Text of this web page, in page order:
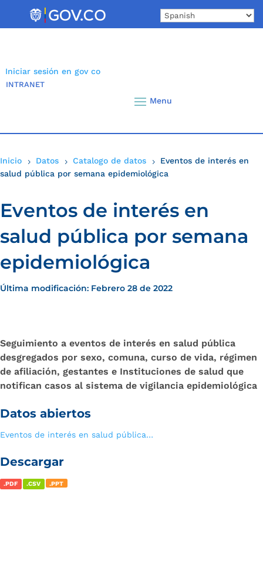
Iniciar sesión en gov co
INTRANET
Inicio 5 Datos 5 Catalogo de datos 5
Eventos de interés en
salud pública por semana epidemiológica
Eventos de interés en
salud pública por semana
epidemiológica
Última modificación: Febrero 28 de 2022
Seguimiento a eventos de interés en salud pública
desgregados por sexo, comuna, curso de vida, régimen
de afiliación, gestantes e Instituciones de salud que
notifican casos al sistema de vigilancia epidemiológica
Datos abiertos
Eventos de interés en salud pública…
Descargar
.PDF .CSV .PPT